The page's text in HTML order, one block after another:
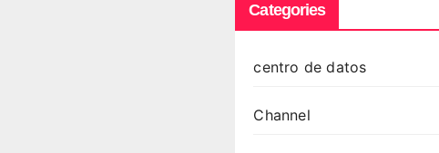
Categories
centro de datos
Channel